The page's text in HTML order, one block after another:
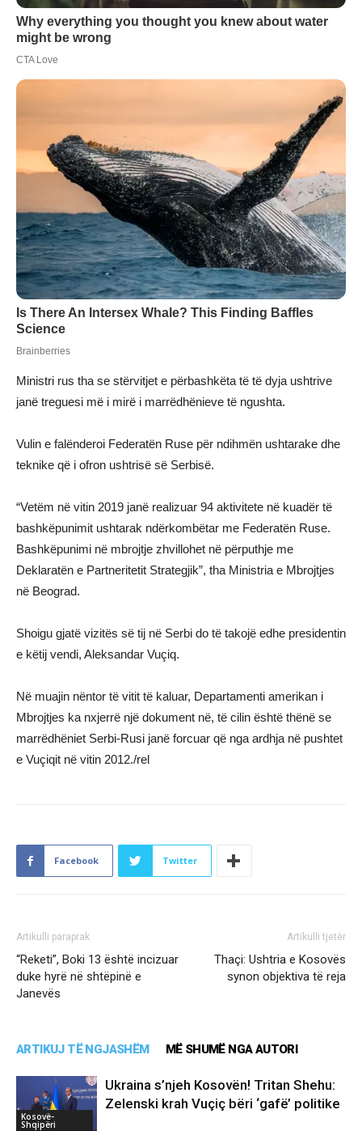
Ministri rus tha se stërvitjet e përbashkëta të të dyja ushtrive
janë treguesi më i mirë i marrëdhënieve të ngushta.
Vulin e falënderoi Federatën Ruse për ndihmën ushtarake dhe
teknike që i ofron ushtrisë së Serbisë.
“Vetëm në vitin 2019 janë realizuar 94 aktivitete në kuadër të
bashkëpunimit ushtarak ndërkombëtar me Federatën Ruse.
Bashkëpunimi në mbrojtje zhvillohet në përputhje me
Deklaratën e Partneritetit Strategjik”, tha Ministria e Mbrojtjes
në Beograd.
Shoigu gjatë vizitës së tij në Serbi do të takojë edhe presidentin
e këtij vendi, Aleksandar Vuçiq.
Në muajin nëntor të vitit të kaluar, Departamenti amerikan i
Mbrojtjes ka nxjerrë një dokument në, të cilin është thënë se
marrëdhëniet Serbi-Rusi janë forcuar që nga ardhja në pushtet
e Vuçiqit në vitin 2012./rel
Facebook Twitter
Artikulli paraprak
“Reketi”, Boki 13 është incizuar
duke hyrë në shtëpinë e
Janevës
Artikulli tjetër
​Thaçi: Ushtria e Kosovës
synon objektiva të reja
ARTIKUJ TË NGJASHËM MË SHUMË NGA AUTORI
Kosovë-
Shqipëri
Ukraina s’njeh Kosovën! Tritan Shehu:
Zelenski krah Vuçiç bëri ‘gafë’ politike